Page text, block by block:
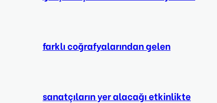
farklı coğrafyalarından gelen
sanatçıların yer alacağı etkinlikte